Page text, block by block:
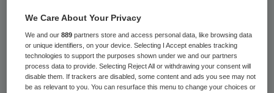
ontwikkelingslanden. Dat heeft de
Wereldgezondheidsorganisatie WHO
berekend in het eerste wereldwijde rapport
over suikerziekte.
We Care About Your Privacy
We and our889 partners store and access personal data, like browsing data
or unique identifiers, on your device. Selecting I Accept enables tracking
technologies to support the purposes shown under we and our partners
process data to provide. Selecting Reject All or withdrawing your consent will
disable them. If trackers are disabled, some content and ads you see may not
be as relevant to you. You can resurface this menu to change your choices or